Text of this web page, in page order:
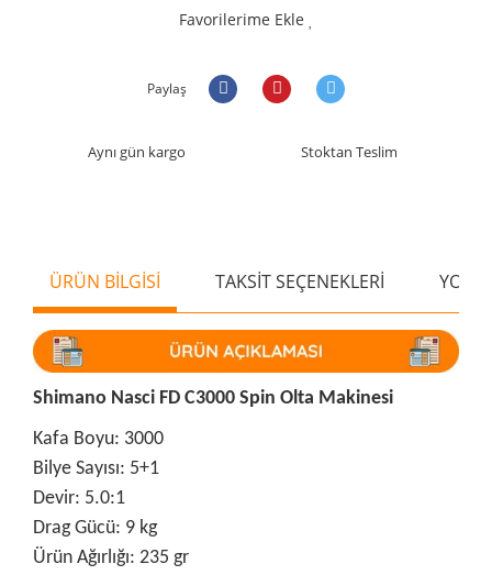
Favorilerime Ekle
Paylaş
Aynı gün kargo Stoktan Teslim
ÜRÜN BİLGİSİ TAKSİT SEÇENEKLERİ
Shimano Nasci FD C3000 Spin Olta Makinesi
Kafa Boyu: 3000
Bilye Sayısı: 5+1
Devir: 5.0:1
Drag Gücü: 9 kg
Ürün Ağırlığı: 235 gr